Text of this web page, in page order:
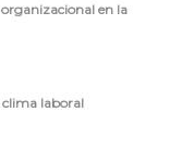
en la
clima laboral